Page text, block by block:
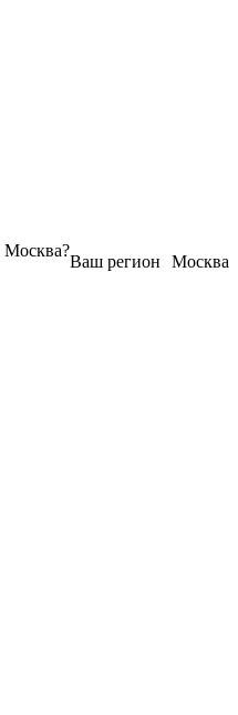
Москва
Ваш регион
Москва?